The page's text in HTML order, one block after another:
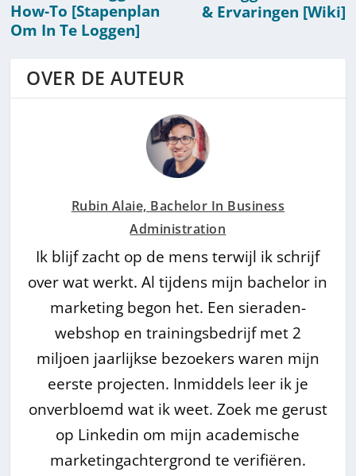
How-To [Stapenplan
Om In Te Loggen]
& Ervaringen [Wiki]
OVER DE AUTEUR
Rubin Alaie, Bachelor In Business
Administration
Ik blijf zacht op de mens terwijl ik schrijf
over wat werkt. Al tijdens mijn bachelor in
marketing begon het. Een sieraden-
webshop en trainingsbedrijf met 2
miljoen jaarlijkse bezoekers waren mijn
eerste projecten. Inmiddels leer ik je
onverbloemd wat ik weet. Zoek me gerust
op Linkedin om mijn academische
marketingachtergrond te verifiëren.